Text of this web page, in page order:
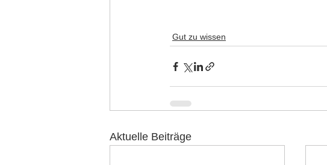
Gut zu wissen
Aktuelle Beiträge